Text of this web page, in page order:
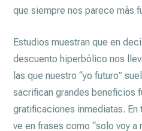
que siempre nos parece más
Estudios muestran que en
descuento hiperbólico nos
las que nuestro “yo futuro”
sacrifican grandes beneficios
gratificaciones inmediatas.
ve en frases como “solo voy a